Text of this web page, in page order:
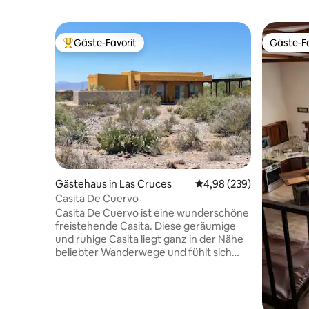
Beliebter Gäste-Favorit.
Gäste-Favorit
Gästehaus in Las Cruces Durchschnittliche
4,98 (239)
Casita De Cuervo
Casita De Cuervo ist eine wunderschöne
freistehende Casita. Diese geräumige
und ruhige Casita liegt ganz in der Nähe
beliebter Wanderwege und fühlt sich
Gäste-
Gäste-